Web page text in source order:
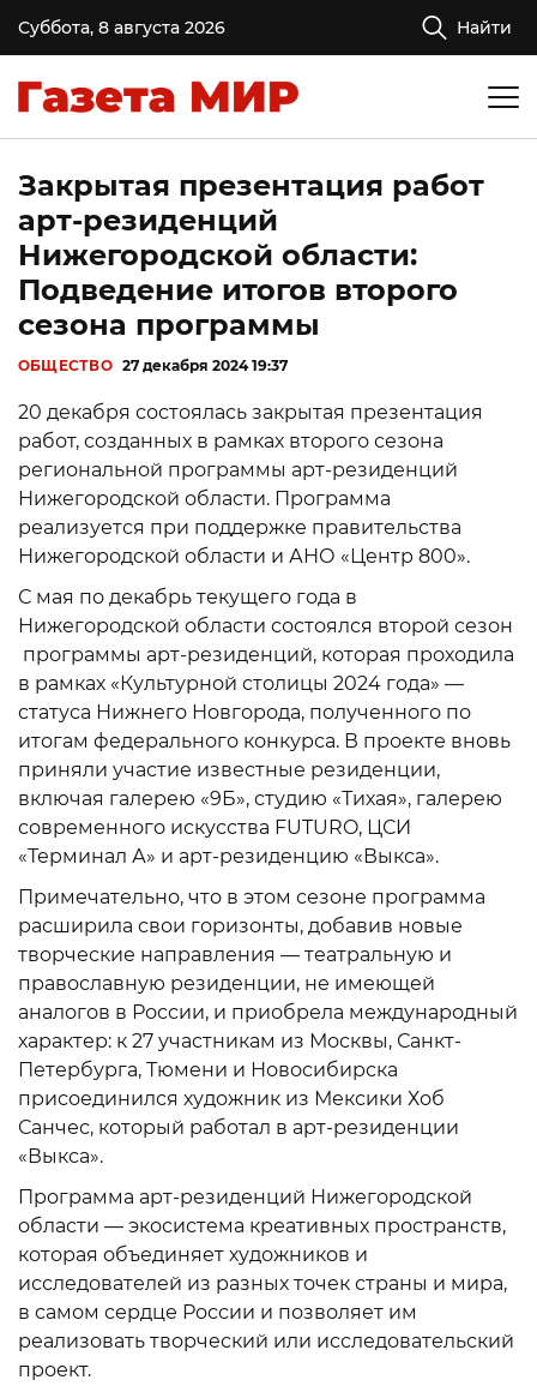
Суббота, 8 августа 2026 Найти
Закрытая презентация работ
арт-резиденций
Нижегородской области:
Подведение итогов второго
сезона программы
ОБЩЕСТВО 27 декабря 2024 19:37
20 декабря состоялась закрытая презентация
работ, созданных в рамках второго сезона
региональной программы арт-резиденций
Нижегородской области. Программа
реализуется при поддержке правительства
Нижегородской области и АНО «Центр 800».
С мая по декабрь текущего года в
Нижегородской области состоялся второй сезон
программы арт-резиденций, которая проходила
в рамках «Культурной столицы 2024 года» —
статуса Нижнего Новгорода, полученного по
итогам федерального конкурса. В проекте вновь
приняли участие известные резиденции,
включая галерею «9Б», студию «Тихая», галерею
современного искусства FUTURO, ЦСИ
«Терминал А» и арт-резиденцию «Выкса».
Примечательно, что в этом сезоне программа
расширила свои горизонты, добавив новые
творческие направления — театральную и
православную резиденции, не имеющей
аналогов в России, и приобрела международный
характер: к 27 участникам из Москвы, Санкт-
Петербурга, Тюмени и Новосибирска
присоединился художник из Мексики Хоб
Санчес, который работал в арт-резиденции
«Выкса».
Программа арт-резиденций Нижегородской
области — экосистема креативных пространств,
которая объединяет художников и
исследователей из разных точек страны и мира,
в самом сердце России и позволяет им
реализовать творческий или исследовательский
проект.